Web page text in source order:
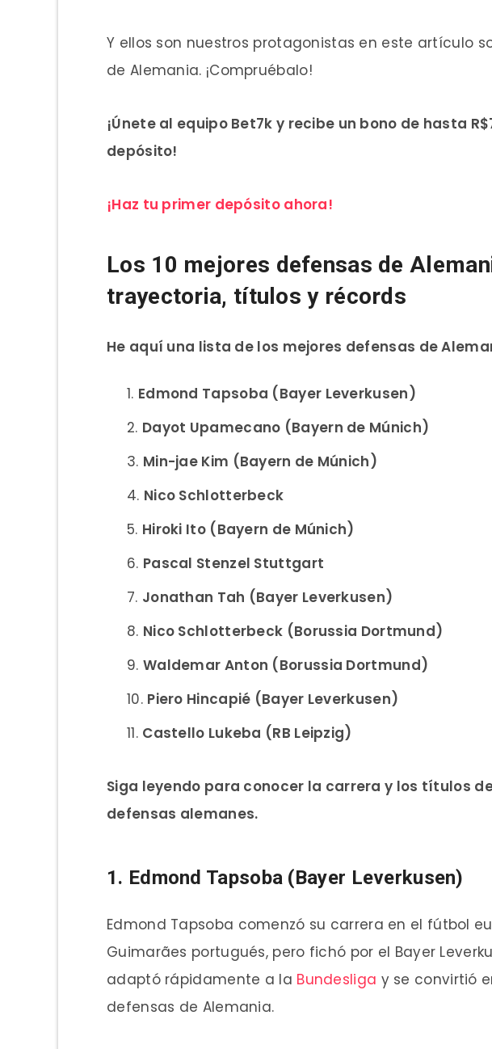
Y ellos son nuestros protagonistas en este artículo
de Alemania. ¡Compruébalo!
¡Únete al equipo Bet7k y recibe un bono de hasta
depósito!
¡Haz tu primer depósito ahora!
Los 10 mejores defensas de
trayectoria, títulos y récords
He aquí una lista de los mejores defensas de
Edmond Tapsoba (Bayer Leverkusen)
Dayot Upamecano (Bayern de Múnich)
Min-jae Kim (Bayern de Múnich)
Nico Schlotterbeck
Hiroki Ito (Bayern de Múnich)
Pascal Stenzel Stuttgart
Jonathan Tah (Bayer Leverkusen)
Nico Schlotterbeck (Borussia Dortmund)
Waldemar Anton (Borussia Dortmund)
Piero Hincapié (Bayer Leverkusen)
Castello Lukeba (RB Leipzig)
Siga leyendo para conocer la carrera y los títulos
defensas alemanes.
1. Edmond Tapsoba (Bayer Leverkusen)
Edmond Tapsoba comenzó su carrera en el fútbol
Guimarães portugués, pero fichó por el Bayer
adaptó rápidamente a la Bundesliga y se convirtió
defensas de Alemania.